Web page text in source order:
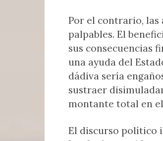
Por el contrario, las
palpables. El
sus consecuencias
una ayuda del
dádiva sería
sustraer
montante total en
El discurso político